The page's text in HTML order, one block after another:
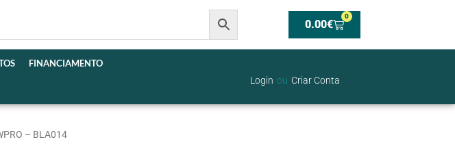
0.00€
0
FINANCIAMENTO
Login ou Criar Conta
– BLA014